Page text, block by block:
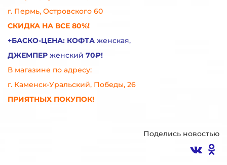
г. Пермь, Островского 60
СКИДКА НА ВСЕ 80%!
+БАСКО-ЦЕНА: КОФТА женская,
ДЖЕМПЕР женский 70₽!
В магазине по адресу:
г. Каменск-Уральский, Победы, 26
ПРИЯТНЫХ ПОКУПОК!
Поделись новостью